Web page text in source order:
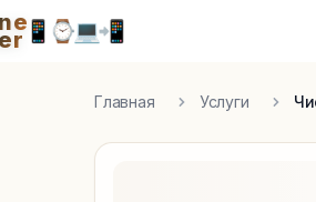
& Engineering Authority
📱 ⌚💻📲
Главная Услуги